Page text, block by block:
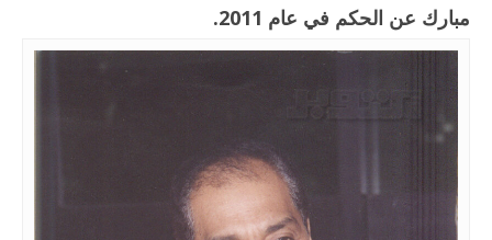
مبارك عن الحكم في عام 2011.